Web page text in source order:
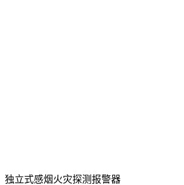
独立式感烟火灾探测报警器